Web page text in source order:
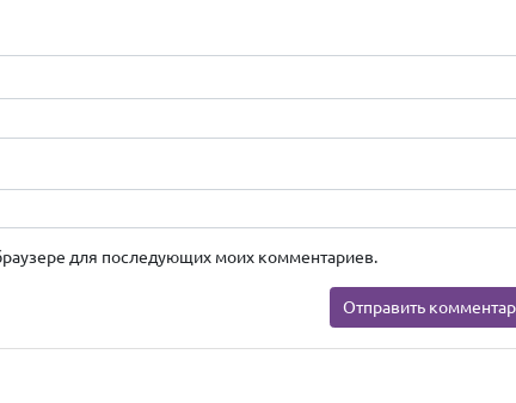
для последующих моих комментариев.